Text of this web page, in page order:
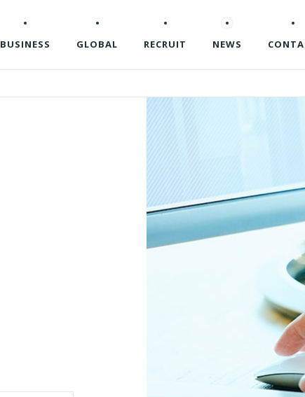
BUSINESS GLOBAL RECRUIT NEWS